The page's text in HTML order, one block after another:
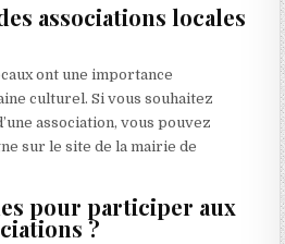
associations locales
ont une importance
culturel. Si vous souhaitez
association, vous pouvez
sur le site de la mairie de
pour participer aux
?